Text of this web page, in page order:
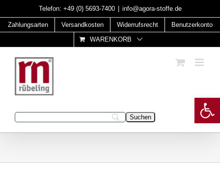
to
content
Telefon: +49 (0) 5693-7400 info@agora-stoffe.de
Zahlungsarten Versandkosten Widerrufsrecht
Benutzerkonto
WARENKORB